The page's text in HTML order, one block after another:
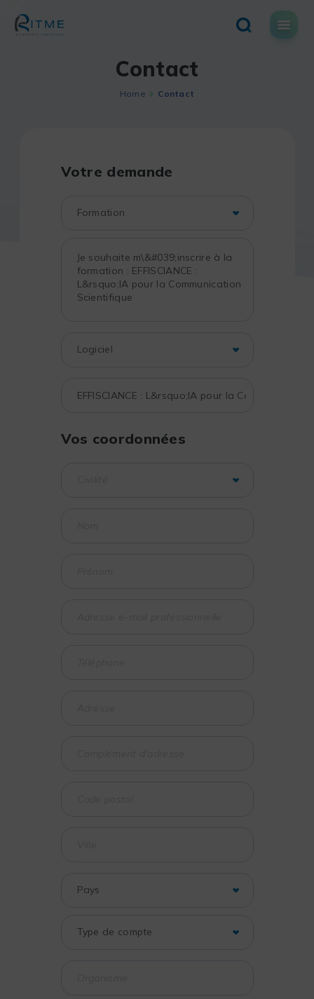
content
Contact
Home Contact
Votre demande
Vos coordonnées